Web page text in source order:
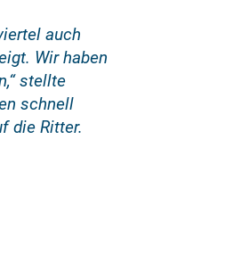
auch
Wir haben
stellte
schnell
die Ritter.